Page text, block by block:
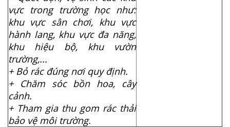
vực trong trường học như:
khu vực sân chơi, khu vực
hành lang, khu vực đa năng,
khu hiệu bộ, khu vườn
trường,...
+ Bỏ rác đúng nơi quy định.
+ Chăm sóc bồn hoa, cây
cảnh.
+ Tham gia thu gom rác thải
bảo vệ môi trường.